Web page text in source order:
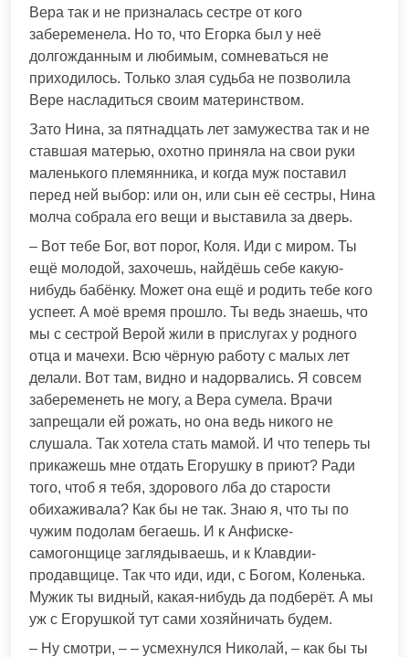
Вера так и не призналась сестре от кого
забеременела. Но то, что Егорка был у неё
долгожданным и любимым, сомневаться не
приходилось. Только злая судьба не позволила
Вере насладиться своим материнством.
Зато Нина, за пятнадцать лет замужества так и не
ставшая матерью, охотно приняла на свои руки
маленького племянника, и когда муж поставил
перед ней выбор: или он, или сын её сестры, Нина
молча собрала его вещи и выставила за дверь.
– Вот тебе Бог, вот порог, Коля. Иди с миром. Ты
ещё молодой, захочешь, найдёшь себе какую-
нибудь бабёнку. Может она ещё и родить тебе кого
успеет. А моё время прошло. Ты ведь знаешь, что
мы с сестрой Верой жили в прислугах у родного
отца и мачехи. Всю чёрную работу с малых лет
делали. Вот там, видно и надорвались. Я совсем
забеременеть не могу, а Вера сумела. Врачи
запрещали ей рожать, но она ведь никого не
слушала. Так хотела стать мамой. И что теперь ты
прикажешь мне отдать Егорушку в приют? Ради
того, чтоб я тебя, здорового лба до старости
обихаживала? Как бы не так. Знаю я, что ты по
чужим подолам бегаешь. И к Анфиске-
самогонщице заглядываешь, и к Клавдии-
продавщице. Так что иди, иди, с Богом, Коленька.
Мужик ты видный, какая-нибудь да подберёт. А мы
уж с Егорушкой тут сами хозяйничать будем.
– Ну смотри, – – усмехнулся Николай, – как бы ты